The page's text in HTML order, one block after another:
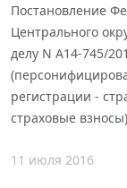
Постановление
Центрального
делу N А14-745/
регистрации -
страховые взносы)
11 июля 2016